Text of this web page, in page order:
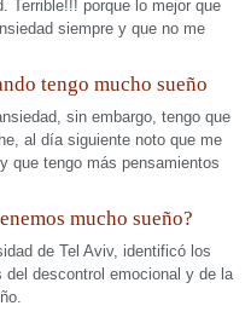
Terrible!!! porque lo mejor que
siempre y que no me
tengo mucho sueño
sin embargo, tengo que
al día siguiente noto que me
que tengo más pensamientos
mucho sueño?
de Tel Aviv, identificó los
descontrol emocional y de la